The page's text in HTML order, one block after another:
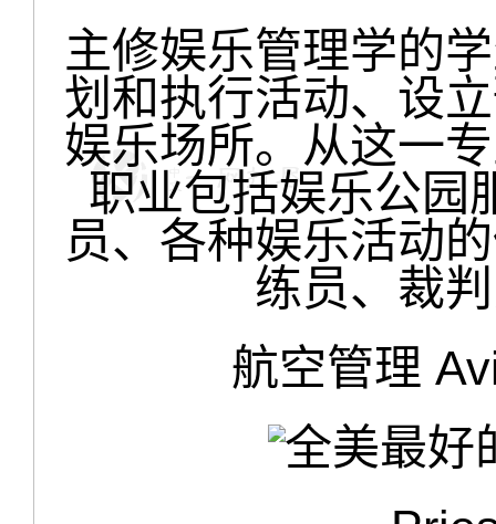
主修娱乐管理学的
划和执行活动、设
娱乐场所。从这一
职业包括娱乐公园
员、各种娱乐活动
练员、裁
航空管理